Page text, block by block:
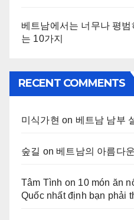
베트남에서는 너무나 평
는 10가지
RECENT COMMENTS
미식가현 on 베트남 남부
숲길 on 베트남의 아름다
Tâm Tình on 10 món ăn
Quốc nhất định bạn phải